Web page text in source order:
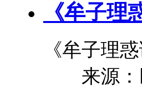
《牟子理
《牟子理
来源：